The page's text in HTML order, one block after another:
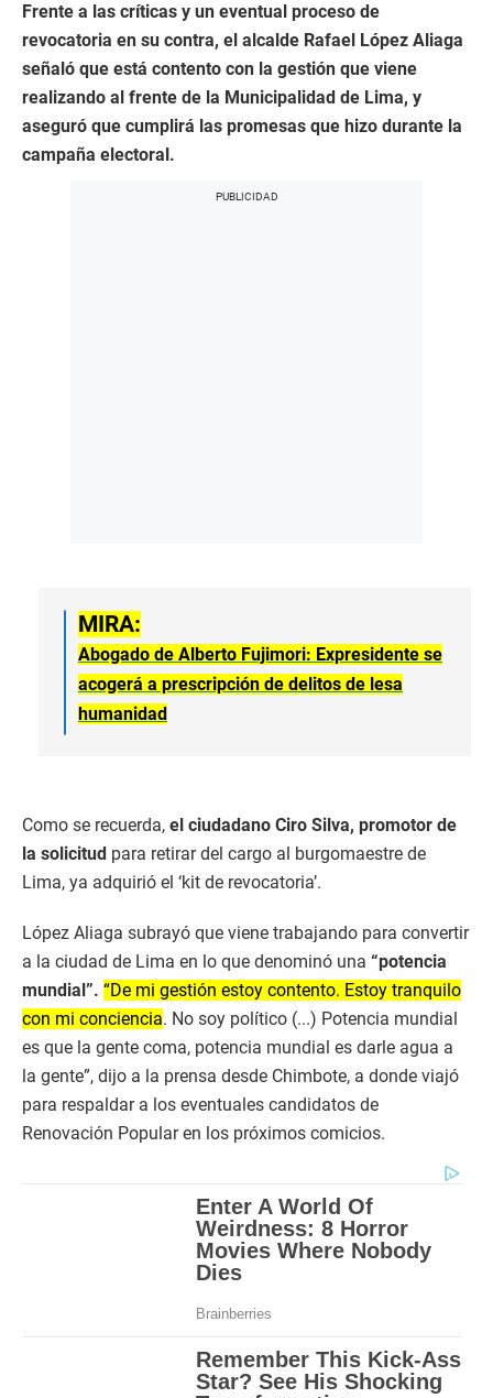
Frente a las críticas y un eventual proceso de
revocatoria en su contra, el alcalde Rafael López Aliaga
señaló que está contento con la gestión que viene
realizando al frente de la Municipalidad de Lima, y
aseguró que cumplirá las promesas que hizo durante la
campaña electoral.
MIRA:
Abogado de Alberto Fujimori: Expresidente se
acogerá a prescripción de delitos de lesa
humanidad
Como se recuerda, el ciudadano Ciro Silva, promotor de
la solicitud para retirar del cargo al burgomaestre de
Lima, ya adquirió el ‘kit de revocatoria’.
López Aliaga subrayó que viene trabajando para convertir
a la ciudad de Lima en lo que denominó una “potencia
mundial”. “De mi gestión estoy contento. Estoy tranquilo
con mi conciencia. No soy político (...) Potencia mundial
es que la gente coma, potencia mundial es darle agua a
la gente”, dijo a la prensa desde Chimbote, a donde viajó
para respaldar a los eventuales candidatos de
Renovación Popular en los próximos comicios.